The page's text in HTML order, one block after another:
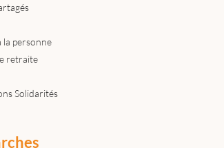
la personne
retraite
Solidarités